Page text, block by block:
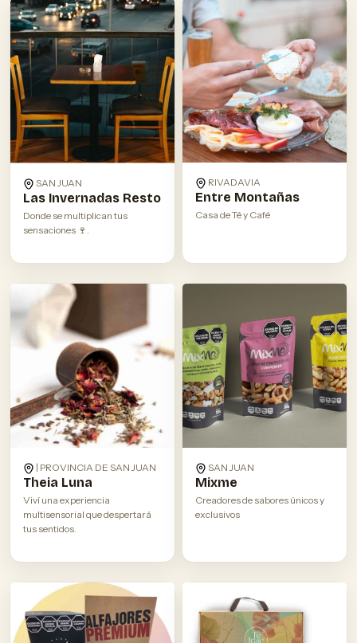
SAN JUAN
Las Invernadas Resto
Donde se multiplican tus
sensaciones 🍷.
RIVADAVIA
Entre Montañas
Casa de Té y Café
| PROVINCIA DE SAN JUAN
Theia Luna
Viví una experiencia
multisensorial que despertará
tus sentidos.
SAN JUAN
Mixme
Creadores de sabores únicos y
exclusivos